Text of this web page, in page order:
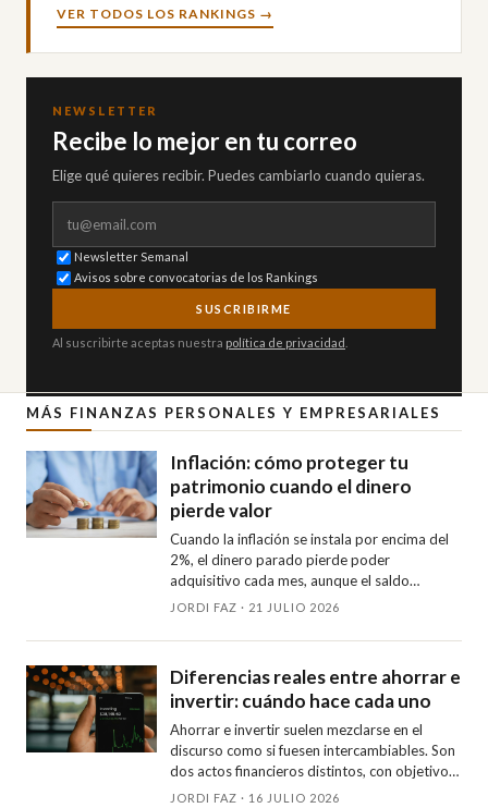
VER TODOS LOS RANKINGS →
NEWSLETTER
Recibe lo mejor en tu correo
Elige qué quieres recibir. Puedes cambiarlo cuando quieras.
Newsletter Semanal
Avisos sobre convocatorias de los Rankings
SUSCRIBIRME
Al suscribirte aceptas nuestra política de privacidad
MÁS FINANZAS PERSONALES Y EMPRESARIALES
Inflación: cómo proteger tu
patrimonio cuando el dinero
pierde valor
Cuando la inflación se instala por encima del
2%, el dinero parado pierde poder
adquisitivo cada mes, aunque el saldo
bancario no baje. Repaso qué activos
medias y cómo estructurar una cartera con
JORDI FAZ · 21 JULIO 2026
Diferencias reales entre ahorrar e
invertir: cuándo hace cada uno
Ahorrar e invertir suelen mezclarse en el
discurso como si fuesen intercambiables. Son
dos actos financieros distintos, con objetivos,
plazos y riesgos diferentes. Aclarar cuál toca
JORDI FAZ · 16 JULIO 2026